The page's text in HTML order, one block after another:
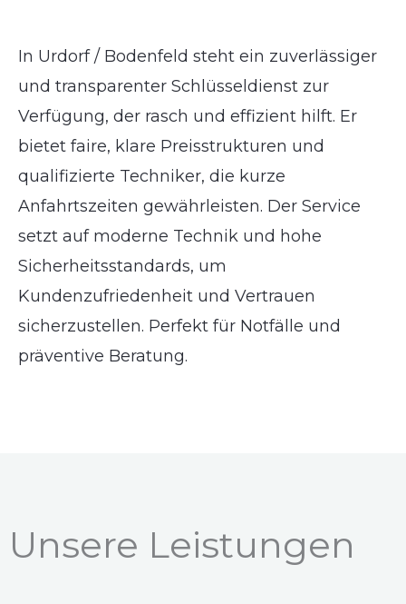
In Urdorf / Bodenfeld steht ein zuverlässiger
und transparenter Schlüsseldienst zur
Verfügung, der rasch und effizient hilft. Er
bietet faire, klare Preisstrukturen und
qualifizierte Techniker, die kurze
Anfahrtszeiten gewährleisten. Der Service
setzt auf moderne Technik und hohe
Sicherheitsstandards, um
Kundenzufriedenheit und Vertrauen
sicherzustellen. Perfekt für Notfälle und
präventive Beratung.
Unsere Leistungen